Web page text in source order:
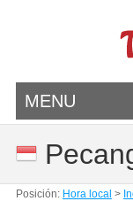
MENU
Posición: Hora local >